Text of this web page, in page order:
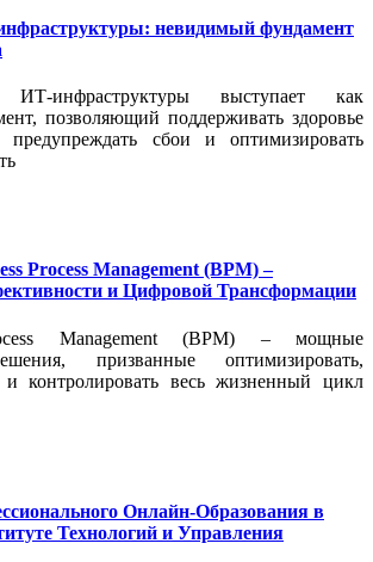
невидимый фундамент
ИТ-инфраструктуры выступает как
позволяющий поддерживать здоровье
сбои и оптимизировать
Process Management (BPM) –
и Цифровой Трансформации
Management (BPM) – мощные
призванные оптимизировать,
и контролировать весь жизненный цикл
Онлайн-Образования в
Технологий и Управления